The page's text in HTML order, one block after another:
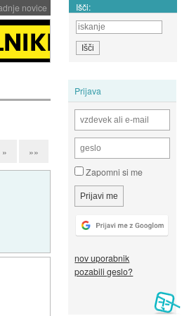
novice Išči:
Prijava
Zapomni si me
nov uporabnik
pozabili geslo?
» »»